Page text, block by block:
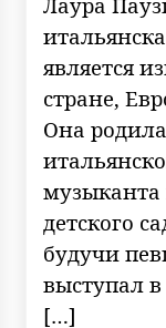
является
стране,
Она
детского
будучи
выступал
[…]